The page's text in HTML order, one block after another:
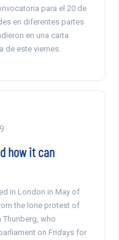
para el 20 de
en diferentes partes
en una carta
de este viernes.
how it can
in London in May of
the lone protest of
Thunberg, who
on Fridays for